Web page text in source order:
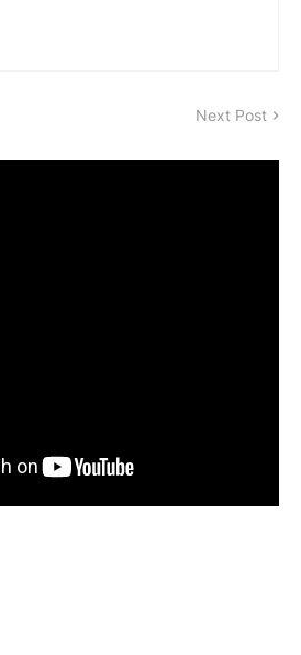
Next Post